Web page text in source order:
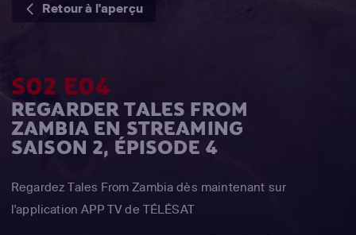
Retour à l'aperçu
S02 E04
REGARDER TALES FROM
ZAMBIA EN STREAMING
SAISON 2, ÉPISODE 4
Regardez Tales From Zambia dès maintenant sur
l'application APP TV de TÉLÉSAT